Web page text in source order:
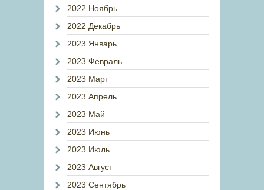
2022 Ноябрь
2022 Декабрь
2023 Январь
2023 Февраль
2023 Март
2023 Апрель
2023 Май
2023 Июнь
2023 Июль
2023 Август
2023 Сентябрь